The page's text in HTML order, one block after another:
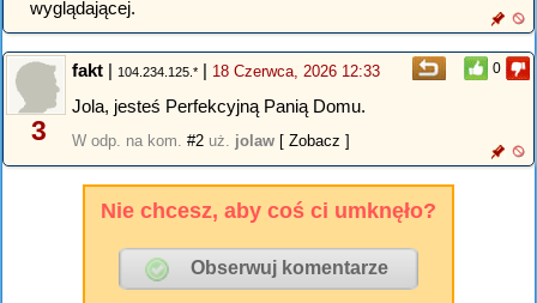
wyglądającej.
0
3
fakt | 104.234.125.* | 18 Czerwca, 2026 12:33
Jola, jesteś Perfekcyjną Panią Domu.
W odp. na kom. #2 uż. jolaw [ Zobacz ]
Nie chcesz, aby coś ci umknęło?